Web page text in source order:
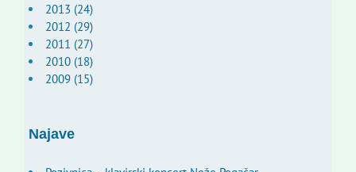
2013 (24)
2012 (29)
2011 (27)
2010 (18)
2009 (15)
Najave